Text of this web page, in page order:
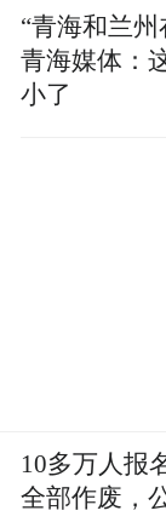
“青海和兰
青海媒体：
小了
10多万人报
全部作废，